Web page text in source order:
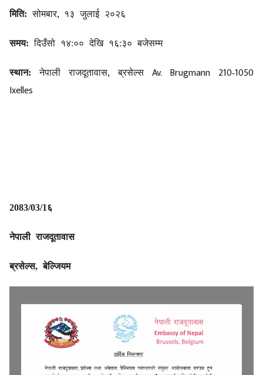
मिति: सोमबार, १३ जुलाई २०२६
समय: दिउँसो १४:०० देखि १६:३० बजेसम्म
स्थान: नेपाली राजदूतावास,ब्रसेल्स Av. Brugmann 210-1050
Ixelles
2083/03/1६
नेपाली राजदूतावास
ब्रसेल्स, बेल्जियम